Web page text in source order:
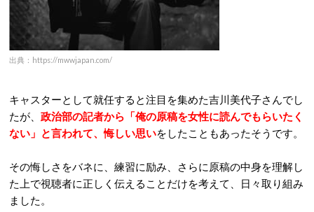
出典：https://mwwjapan.com/
キャスターとして就任すると注目を集めた吉川美代子さんでし
たが、 政治部の記者から「俺の原稿を女性に読んでもらいたく
ない」と言われて、悔しい思いをしたこともあったそうです。
その悔しさをバネに、練習に励み、さらに原稿の中身を理解し
た上で視聴者に正しく伝えることだけを考えて、日々取り組み
ました。